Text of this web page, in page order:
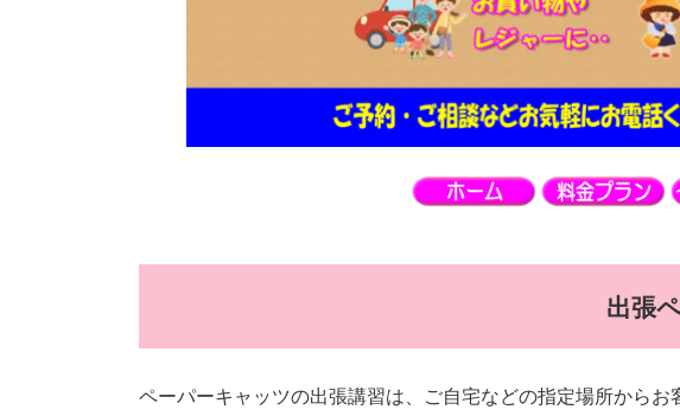
出張
ペーパーキャッツの出張講習は、ご自宅などの指定場所から